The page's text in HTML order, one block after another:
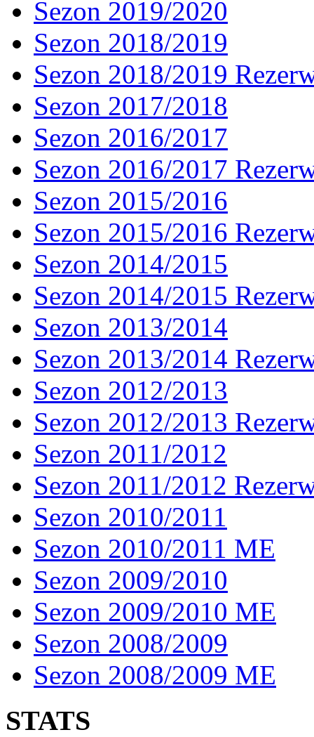
Sezon 2019/2020
Sezon 2018/2019
Sezon 2018/2019
Sezon 2017/2018
Sezon 2016/2017
Sezon 2016/2017
Sezon 2015/2016
Sezon 2015/2016
Sezon 2014/2015
Sezon 2014/2015
Sezon 2013/2014
Sezon 2013/2014
Sezon 2012/2013
Sezon 2012/2013
Sezon 2011/2012
Sezon 2011/2012
Sezon 2010/2011
Sezon 2010/2011 ME
Sezon 2009/2010
Sezon 2009/2010 ME
Sezon 2008/2009
Sezon 2008/2009 ME
STATS